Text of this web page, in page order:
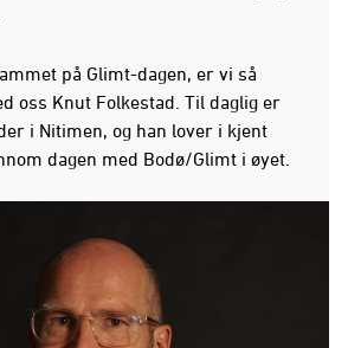
på Glimt-dagen, er vi så
oss Knut Folkestad. Til daglig er
i Nitimen, og han lover i kjent
dagen med Bodø/Glimt i øyet.